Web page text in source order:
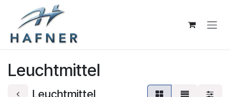
Zum Inhalt springen
Leuchtmittel
Leuchtmittel